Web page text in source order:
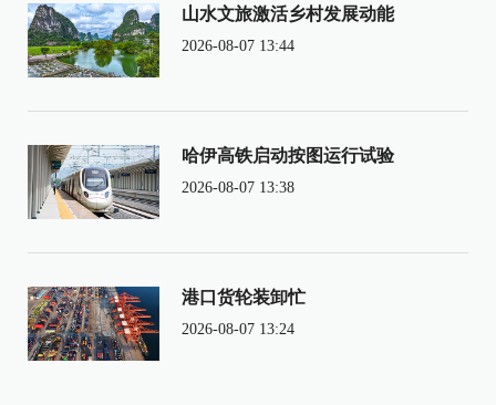
山水文旅激活乡村发展动能
2026-08-07 13:44
哈伊高铁启动按图运行试验
2026-08-07 13:38
港口货轮装卸忙
2026-08-07 13:24